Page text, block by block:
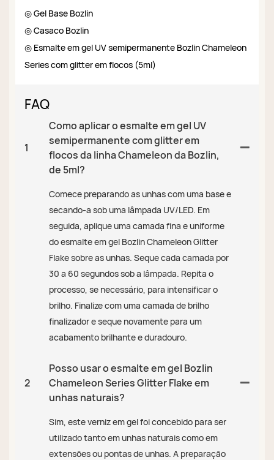
◎ Gel Base Bozlin
◎ Casaco Bozlin
◎ Esmalte em gel UV semipermanente Bozlin Chameleon
Series com glitter em flocos (5ml)
FAQ
1
Como aplicar o esmalte em gel UV
semipermanente com glitter em
flocos da linha Chameleon da Bozlin,
de 5ml?
Comece preparando as unhas com uma base e
secando-a sob uma lâmpada UV/LED. Em
seguida, aplique uma camada fina e uniforme
do esmalte em gel Bozlin Chameleon Glitter
Flake sobre as unhas. Seque cada camada por
30 a 60 segundos sob a lâmpada. Repita o
processo, se necessário, para intensificar o
brilho. Finalize com uma camada de brilho
finalizador e seque novamente para um
acabamento brilhante e duradouro.
2
Posso usar o esmalte em gel Bozlin
Chameleon Series Glitter Flake em
unhas naturais?
Sim, este verniz em gel foi concebido para ser
utilizado tanto em unhas naturais como em
extensões ou pontas de unhas. A preparação